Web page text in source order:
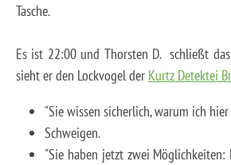
Tasche.
Es ist 22:00 und Thorsten D. schließt
sieht er den Lockvogel der Kurtz Detektei
"Sie wissen sicherlich, warum ich
Schweigen.
"Sie haben jetzt zwei Möglichkeiten: